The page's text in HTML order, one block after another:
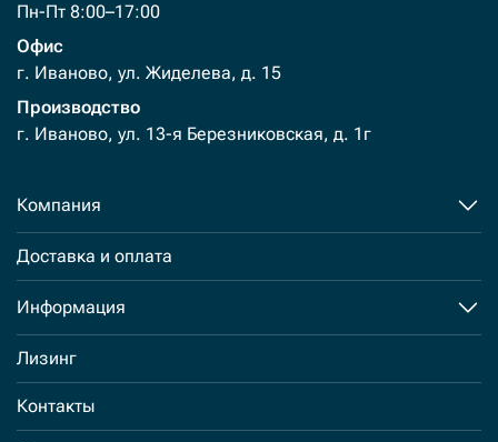
Пн-Пт 8:00–17:00
Офис
г. Иваново, ул. Жиделева, д. 15
Производство
г. Иваново, ул. 13-я Березниковская, д. 1г
Компания
Доставка и оплата
Информация
Лизинг
Контакты